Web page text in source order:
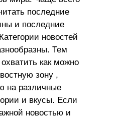
последние
и последние
новостей
Тем
как можно
зону ,
на различные
и вкусы. Если
новостью и